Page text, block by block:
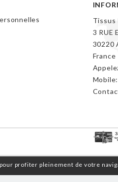
profiter pleinement de votre
Tissus
3 RUE
30220
France
Mobile: